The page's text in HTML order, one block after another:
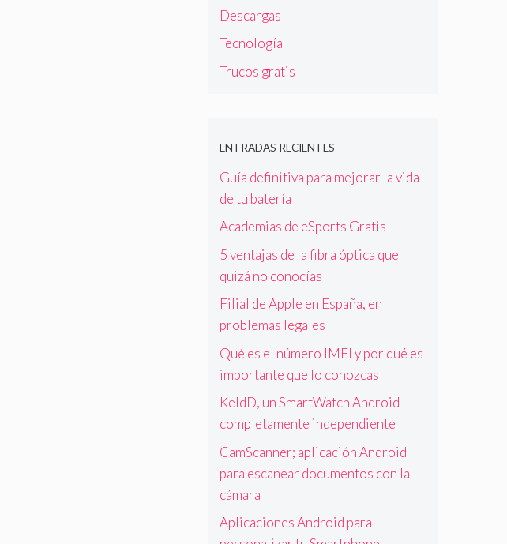
Descargas
Tecnología
Trucos gratis
ENTRADAS RECIENTES
Guía definitiva para mejorar la vida
de tu batería
Academias de eSports Gratis
5 ventajas de la fibra óptica que
quizá no conocías
Filial de Apple en España, en
problemas legales
Qué es el número IMEI y por qué es
importante que lo conozcas
KeldD, un SmartWatch Android
completamente independiente
CamScanner; aplicación Android
para escanear documentos con la
cámara
Aplicaciones Android para